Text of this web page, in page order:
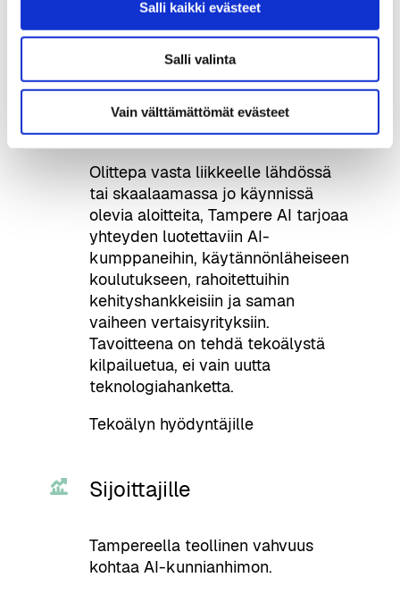
Salli kaikki evästeet
Salli valinta
Vain välttämättömät evästeet
Tekoälyn hyödyntäjille
Tiedätte, että tekoälyä tarvitaan.
Me autamme löytämään tavan
edetä.
Olittepa vasta liikkeelle lähdössä
tai skaalaamassa jo käynnissä
olevia aloitteita, Tampere AI tarjoaa
yhteyden luotettaviin AI-
kumppaneihin, käytännönläheiseen
koulutukseen, rahoitettuihin
kehityshankkeisiin ja saman
vaiheen vertaisyrityksiin.
Tavoitteena on tehdä tekoälystä
kilpailuetua, ei vain uutta
teknologiahanketta.
Tekoälyn hyödyntäjille
Sijoittajille
Tampereella teollinen vahvuus
kohtaa AI-kunnianhimon.